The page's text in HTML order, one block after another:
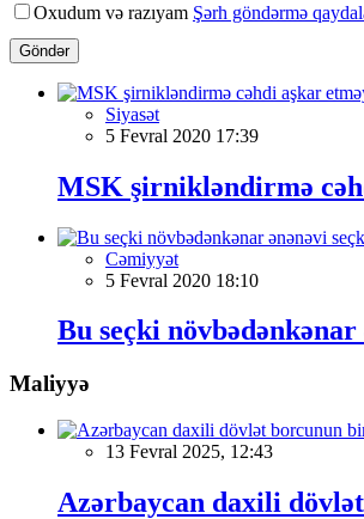
Oxudum və razıyam Şərh göndərmə
Göndər
Siyasət
5 Fevral 2020 17:39
MSK şirnikləndirmə
Cəmiyyət
5 Fevral 2020 18:10
Bu seçki
Maliyyə
13 Fevral 2025, 12:43
Azərbaycan daxili